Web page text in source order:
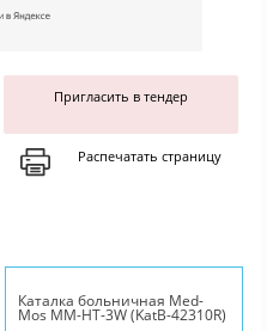
Пригласить в тендер
Распечатать страницу
Каталка больничная Med-
Mos ММ-НТ-3W (KatB-42310R)